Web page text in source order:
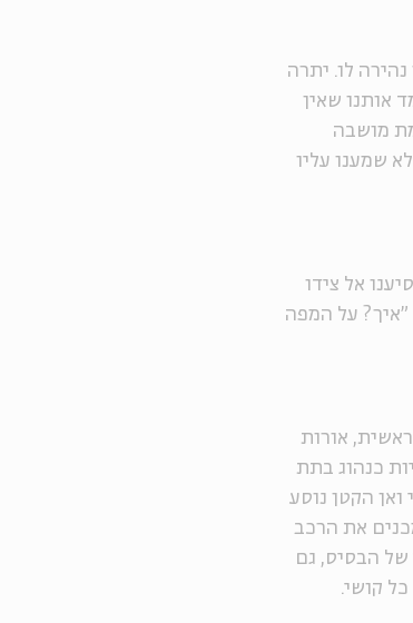
לו. יתרה
אותנו שאין
מושבה
שמענו עליו
אל צידו
"איך? על המפה
אורות
הנהג אינו מחויב לבדוק את הצופר מדי 20 שניות כנהוג בתת
הקטן נוסע
את הרכב
של הבסיס, גם
קושי.